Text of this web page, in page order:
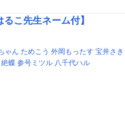
こ先生ネーム付】
ゃん ためこう 外岡もったす 宝井さき
絶蝶 参号ミツル 八千代ハル